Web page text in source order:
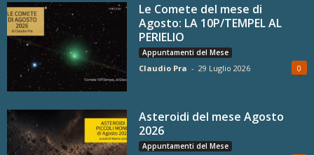
Le Comete del mese di
Agosto: LA 10P/TEMPEL AL
PERIELIO
Appuntamenti del Mese
Claudio Pra - 29 Luglio 2026 0
Asteroidi del mese Agosto
2026
Appuntamenti del Mese